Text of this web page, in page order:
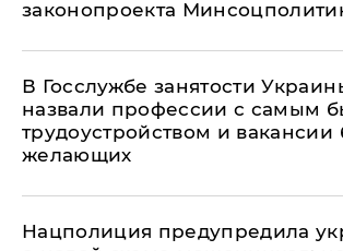
законопроекта
В Госслужбе занятости
назвали профессии с самым
трудоустройством и вакансии
желающих
Нацполиция предупредила